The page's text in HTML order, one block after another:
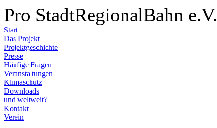
Pro StadtRegionalBahn e.V.
Start
Das Projekt
Projektgeschichte
Presse
Häufige Fragen
Veranstaltungen
Klimaschutz
Downloads
und weltweit?
Kontakt
Verein